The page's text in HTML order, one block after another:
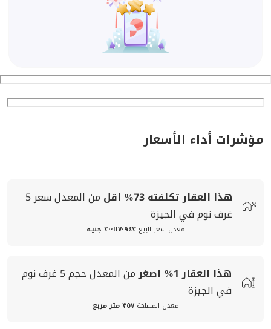
مؤشرات أداء الأسعار
هذا العقار تكلفته73% اقل من المعدلسعر5
غرف نوم في الجيزة
معدل سعر البيع ٣٠٬١١٧٬٩٤٣ جنيه
هذا العقار 1% اصغرمن المعدلحجم
5 غرف نوم
في الجيزة
معدل المساحة ٣٥٧ متر مربع